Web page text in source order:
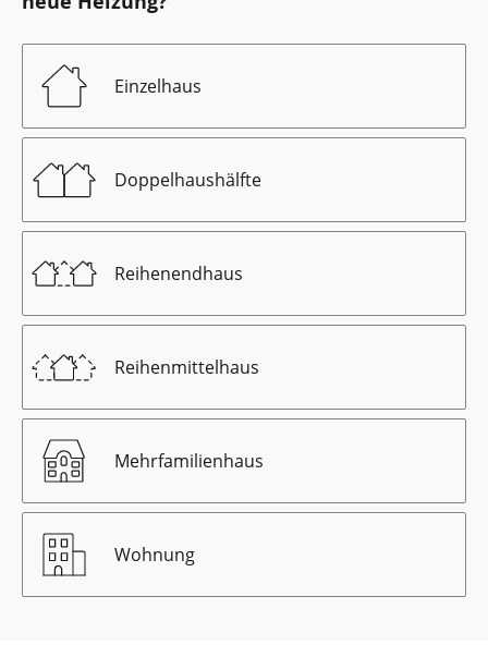
Einzelhaus
Doppelhaushälfte
Reihenendhaus
Reihenmittelhaus
Mehrfamilienhaus
Wohnung